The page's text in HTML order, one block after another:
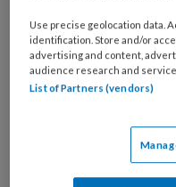
overheid tijdens
onder meer
maanden van de
zich een ‘stille
Use precise geolocation data.
identification. Store and/or
advertising and content,
audience research and
List of Partners (vendors)